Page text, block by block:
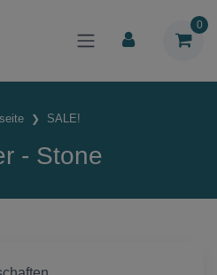
0
SALE!
- Stone